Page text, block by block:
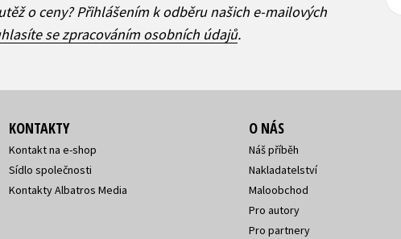
o ceny? Přihlášením k odběru našich e-mailových
se zpracováním osobních údajů.
KONTAKTY
Kontakt na e-shop
Sídlo společnosti
Kontakty Albatros Media
O NÁS
Náš příběh
Nakladatelství
Maloobchod
Pro autory
Pro partnery